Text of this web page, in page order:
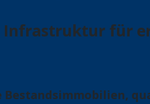
Infrastruktur für
Bestandsimmobilien,